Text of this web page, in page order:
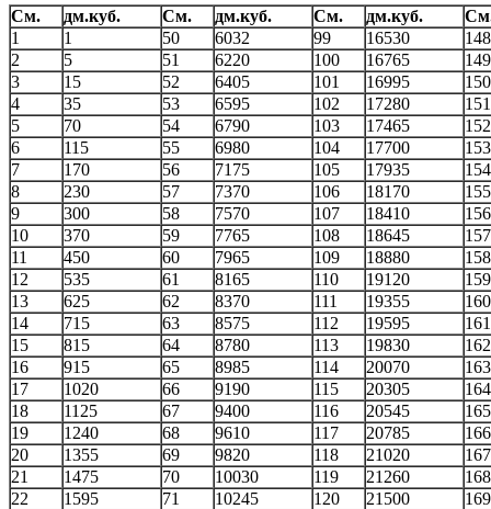
См. дм.куб. См. дм.куб. См. дм.куб.
1
1 50 6032 99 16530
148
2
5 51 6220 100 16765
149
3
15 52 6405 101 16995
150
4
35 53 6595 102 17280
151
5
70 54 6790 103 17465
152
6
115 55 6980 104 17700
153
7
170 56 7175 105 17935
154
8
230 57 7370 106 18170
155
9
300 58 7570 107 18410
156
10
370 59 7765 108 18645
157
11
450 60 7965 109 18880
158
12
535 61 8165 110 19120
159
13
625 62 8370 111 19355
160
14
715 63 8575 112 19595
161
15
815 64 8780 113 19830
162
16
915 65 8985 114 20070
163
17
1020 66 9190 115 20305
164
18
1125 67 9400 116 20545
165
19
1240 68 9610 117 20785
166
20
1355 69 9820 118 21020
167
21
1475 70 10030 119 21260
168
22
1595 71 10245 120 21500
169